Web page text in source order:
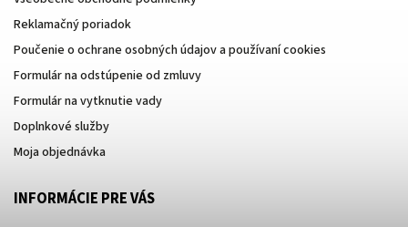
Reklamačný poriadok
Poučenie o ochrane osobných údajov a používaní cookies
Formulár na odstúpenie od zmluvy
Formulár na vytknutie vady
Doplnkové služby
Moja objednávka
INFORMÁCIE PRE VÁS